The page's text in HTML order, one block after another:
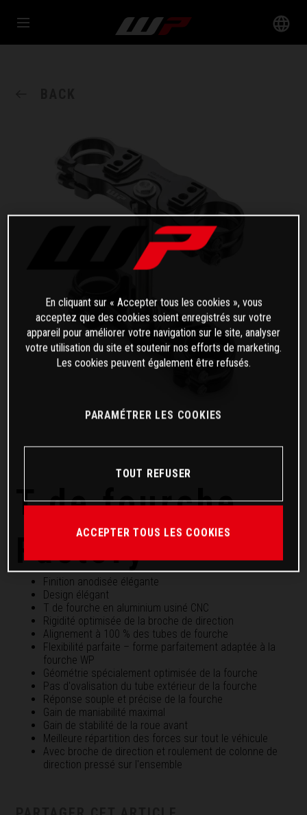
T de fourche
Factory
Finition anodisée élégante
Design élégant
T de fourche en aluminium usiné CNC
Rigidité optimisée de la broche de direction
Alignement à 100 % des tubes de fourche
Flexibilité parfaite – forme parfaitement adaptée à la
fourche WP
Géométrie spécialement optimisée de la fourche
Pas d'ovalisation du tube extérieur de la fourche
Réponse souple et précise de la fourche
Gain de maniabilité maximal
Gain de stabilité de la roue avant
Meilleure répartition des forces sur tout le véhicule
Avec broche de direction et roulement de colonne de
direction pressé sur l'ensemble
En cliquant sur « Accepter tous les cookies », vous
acceptez que des cookies soient enregistrés sur votre
appareil pour améliorer votre navigation sur le site, analyser
votre utilisation du site et soutenir nos efforts de marketing.
Les cookies peuvent également être refusés.
PARAMÉTRER LES COOKIES
TOUT REFUSER
ACCEPTER TOUS LES COOKIES